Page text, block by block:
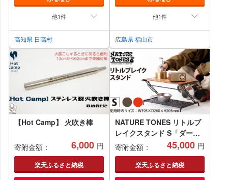
他1件
高知県 日高村
量 防災 防寒 保温性 寝具 防
災用 非常用 車中泊 丸洗い
可能 快眠 安眠 広島 福山
[BAAK049]
他1件
広島県 福山市
【Hot Camp】 火吹き棒
寄附金額： 6,000 円
楽天ふるさと納税
NATURE TONES リトルブ
レイクスタンド S「ダーク
ブラウン」/「レッド」 [C-
024005]
寄附金額： 45,000 円
楽天ふるさと納税